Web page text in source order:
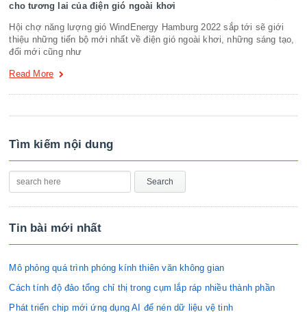
cho tương lai của điện gió ngoài khơi
Hội chợ năng lượng gió WindEnergy Hamburg 2022 sắp tới sẽ giới
thiệu những tiến bộ mới nhất về điện gió ngoài khơi, những sáng tạo,
đổi mới cũng như
Read More
Tìm kiếm nội dung
Tin bài mới nhất
Mô phỏng quá trình phóng kính thiên văn không gian
Cách tính độ đảo tổng chỉ thị trong cụm lắp ráp nhiều thành phần
Phát triển chip mới ứng dụng AI để nén dữ liệu vệ tinh